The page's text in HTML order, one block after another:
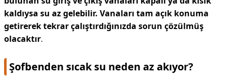
kaldıysa su az gelebilir. Vanaları tam açık konuma
getirerek tekrar çalıştırdığınızda sorun çözülmüş
olacaktır.
Şofbenden sıcak su neden az akıyor?